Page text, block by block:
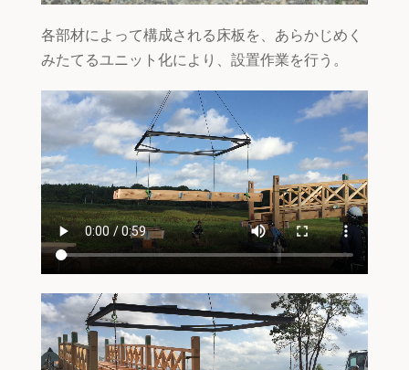
各部材によって構成される床板を、あらかじめく
みたてるユニット化により、設置作業を行う。